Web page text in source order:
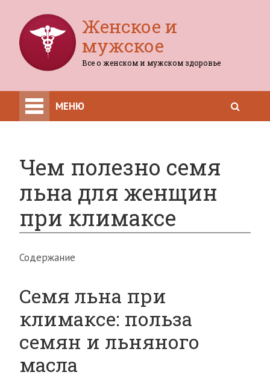
Женское и
мужское
Все о женском и мужском здоровье
МЕНЮ
Чем полезно семя
льна для женщин
при климаксе
Содержание
Семя льна при
климаксе: польза
семян и льняного
масла